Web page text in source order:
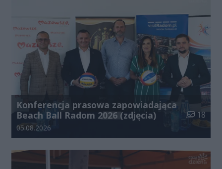
Konferencja prasowa zapowiadająca
Beach Ball Radom 2026 (zdjęcia)
Liczba
18
Data dodania galerii:
05.08.2026